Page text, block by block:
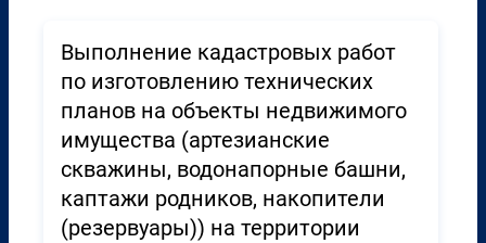
Выполнение кадастровых работ
по изготовлению технических
планов на объекты недвижимого
имущества (артезианские
скважины, водонапорные башни,
каптажи родников, накопители
(резервуары)) на территории